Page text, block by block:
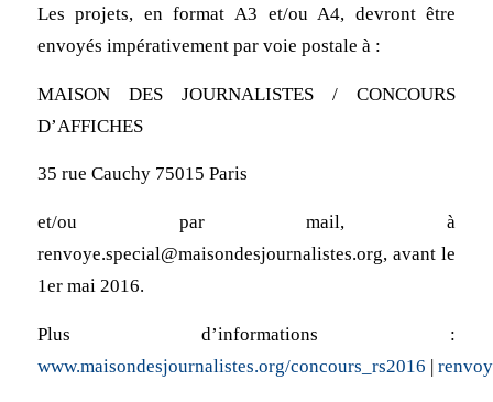
Les projets, en format A3 et/ou A4, devront être
envoyés impérativement par voie postale à :
MAISON DES JOURNALISTES / CONCOURS
D’AFFICHES
35 rue Cauchy 75015 Paris
et/ou par mail, à
renvoye.special@maisondesjournalistes.org, avant le
1er mai 2016.
Plus d’informations :
www.maisondesjournalistes.org/concours_rs2016 |